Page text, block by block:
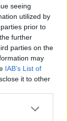
seeing
utilized by
prior to
further
parties on the
may
IAB’s List of
it to other
more Google
kérdezték
Aston
csomag a
sem